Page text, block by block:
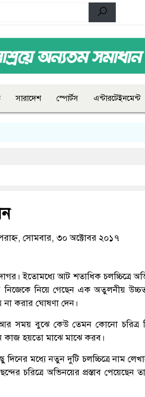
সারাদেশ স্পোর্টস এন্টারটেইনমেন্ট
সোমবার, ৩০ অক্টোবর ২০১৭
ইতোমধ্যে আট শতাধিক চলচ্চিত্রে
নিজেকে নিয়ে গেছেন এক অতুলনীয়
না করার ঘোষণা দেন।
সময় বুঝে কেউ তেমন কোনো চরিত্র
হয়তো মাঝে মাঝে করব।
মধ্যে নতুন দুটি চলচ্চিত্রে নাম
চরিত্রে অভিনয়ের প্রস্তাব পেয়েছেন